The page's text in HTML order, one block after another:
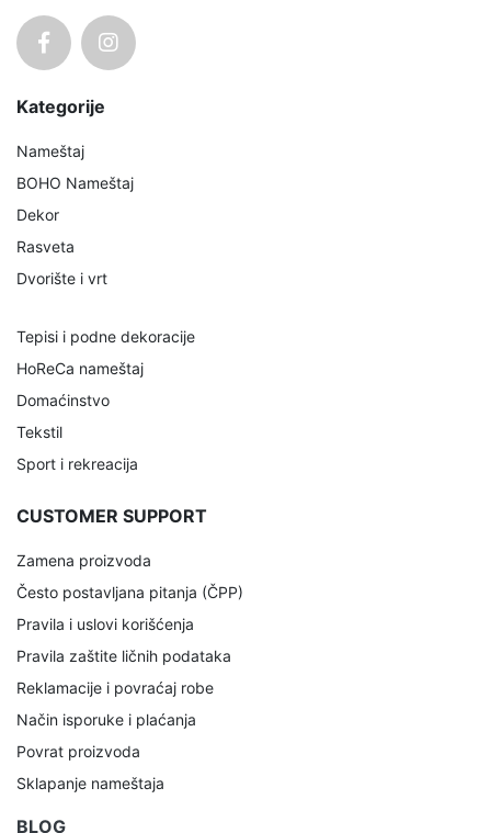
Kategorije
Nameštaj
BOHO Nameštaj
Dekor
Rasveta
Dvorište i vrt
Tepisi i podne dekoracije
HoReCa nameštaj
Domaćinstvo
Tekstil
Sport i rekreacija
CUSTOMER SUPPORT
Zamena proizvoda
Često postavljana pitanja (ČPP)
Pravila i uslovi korišćenja
Pravila zaštite ličnih podataka
Reklamacije i povraćaj robe
Način isporuke i plaćanja
Povrat proizvoda
Sklapanje nameštaja
BLOG